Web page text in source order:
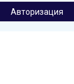
Авторизация